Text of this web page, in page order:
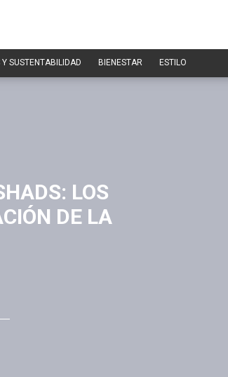
Y SUSTENTABILIDAD BIENESTAR ESTILO
LOS
DE LA